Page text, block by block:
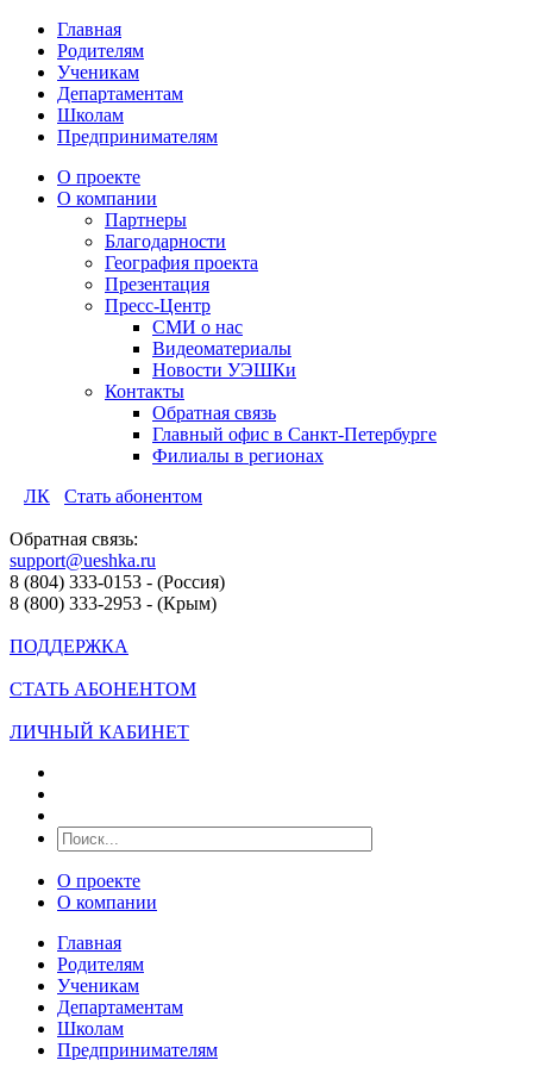
Главная
Родителям
Ученикам
Департаментам
Школам
Предпринимателям
О проекте
О компании
Партнеры
Благодарности
География проекта
Презентация
Пресс-Центр
СМИ о нас
Видеоматериалы
Новости УЭШКи
Контакты
Обратная связь
Главный офис в Санкт-Петербурге
Филиалы в регионах
ЛК
Стать абонентом
Обратная связь:
support@ueshka.ru
8 (804) 333-0153 - (Россия)
8 (800) 333-2953 - (Крым)
ПОДДЕРЖКА
СТАТЬ АБОНЕНТОМ
ЛИЧНЫЙ КАБИНЕТ
О проекте
О компании
Главная
Родителям
Ученикам
Департаментам
Школам
Предпринимателям